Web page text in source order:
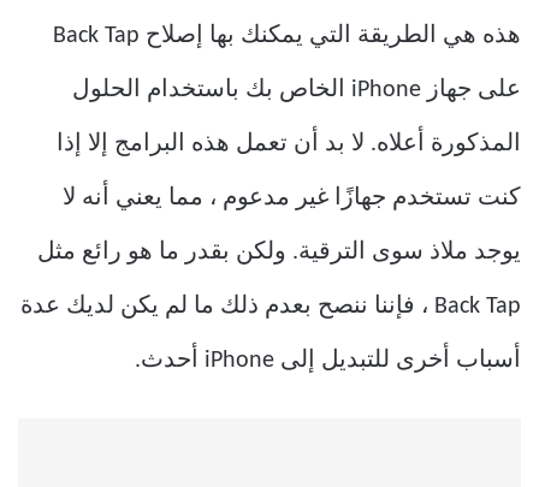
هذه هي الطريقة التي يمكنك بها إصلاح Back Tap
على جهاز iPhone الخاص بك باستخدام الحلول
المذكورة أعلاه. لا بد أن تعمل هذه البرامج إلا إذا
كنت تستخدم جهازًا غير مدعوم ، مما يعني أنه لا
يوجد ملاذ سوى الترقية. ولكن بقدر ما هو رائع مثل
Back Tap ، فإننا ننصح بعدم ذلك ما لم يكن لديك عدة
أسباب أخرى للتبديل إلى iPhone أحدث.